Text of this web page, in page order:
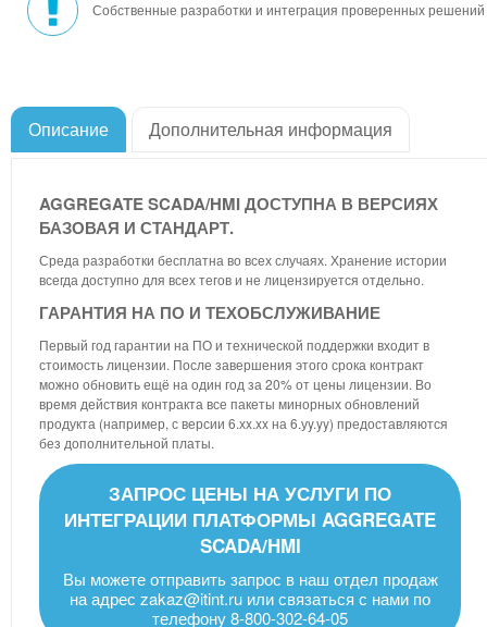
Собственные разработки и интеграция проверенных решений
Описание Дополнительная информация
AGGREGATE SCADA/HMI ДОСТУПНА В ВЕРСИЯХ
БАЗОВАЯ И СТАНДАРТ.
Среда разработки бесплатна во всех случаях. Хранение истории
всегда доступно для всех тегов и не лицензируется отдельно.
ГАРАНТИЯ НА ПО И ТЕХОБСЛУЖИВАНИЕ
Первый год гарантии на ПО и технической поддержки входит в
стоимость лицензии. После завершения этого срока контракт
можно обновить ещё на один год за 20% от цены лицензии. Во
время действия контракта все пакеты минорных обновлений
продукта (например, с версии 6.хx.xx на 6.уy.yy) предоставляются
без дополнительной платы.
ЗАПРОС ЦЕНЫ НА УСЛУГИ ПО
ИНТЕГРАЦИИ ПЛАТФОРМЫ AGGREGATE
SCADA/HMI
Вы можете отправить запрос в наш отдел продаж
на адрес zakaz@itint.ru или связаться с нами по
телефону 8-800-302-64-05